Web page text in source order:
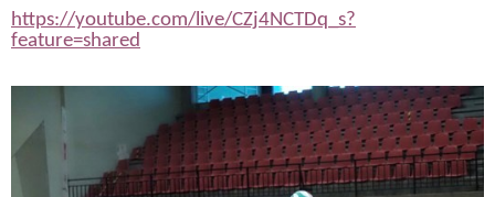
https://youtube.com/live/CZj4NCTDq_s?
feature=shared